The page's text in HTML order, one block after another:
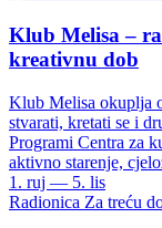
Klub Melisa –
kreativnu dob
Klub Melisa okuplja
stvarati, kretati se i
Programi Centra za
aktivno starenje,
1. ruj — 5. lis
Radionica Za treću